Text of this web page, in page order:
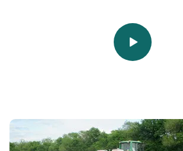
Préparation du sol - Strip-till : les